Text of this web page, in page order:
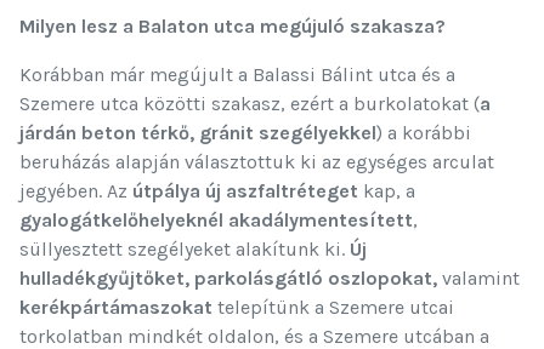
Milyen lesz a Balaton utca megújuló szakasza?
Korábban már megújult a Balassi Bálint utca és a
Szemere utca közötti szakasz, ezért a burkolatokat (a
járdán beton térkő, gránit szegélyekkel) a korábbi
beruházás alapján választottuk ki az egységes arculat
jegyében. Az útpálya új aszfaltréteget kap, a
gyalogátkelőhelyeknél akadálymentesített,
süllyesztett szegélyeket alakítunk ki. Új
hulladékgyűjtőket, parkolásgátló oszlopokat, valamint
kerékpártámaszokat telepítünk a Szemere utcai
torkolatban mindkét oldalon, és a Szemere utcában a